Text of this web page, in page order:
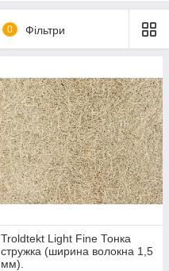
0 Фільтри
Troldtekt Light Fine Тонка
стружка (ширина волокна 1,5
мм).